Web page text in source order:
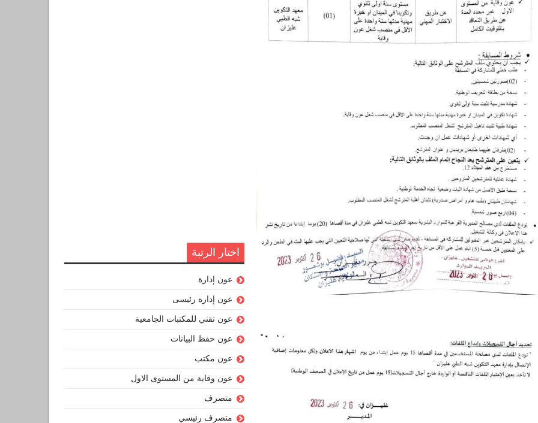
اختار الرتبة
عون إدارة
عون إدارة رئيسى
عون تقني للمكتبات الجامعية
عون حفظ البيانات
عون مكتب
عون وقاية من المستوى الاول
متصرف
متصرف رئيسي